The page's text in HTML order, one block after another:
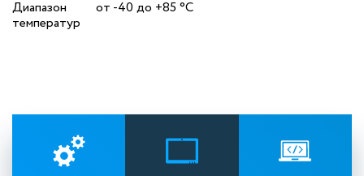
Диапазон
температур
от -40 до +85 °C